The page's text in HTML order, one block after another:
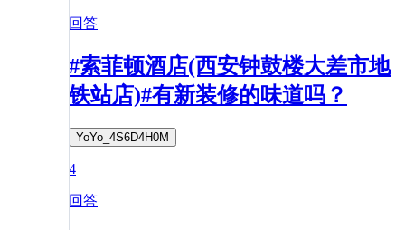
回答
#索菲顿酒店(西安钟鼓楼大差市地
铁站店)#有新装修的味道吗？
YoYo_4S6D4H0M
4
回答